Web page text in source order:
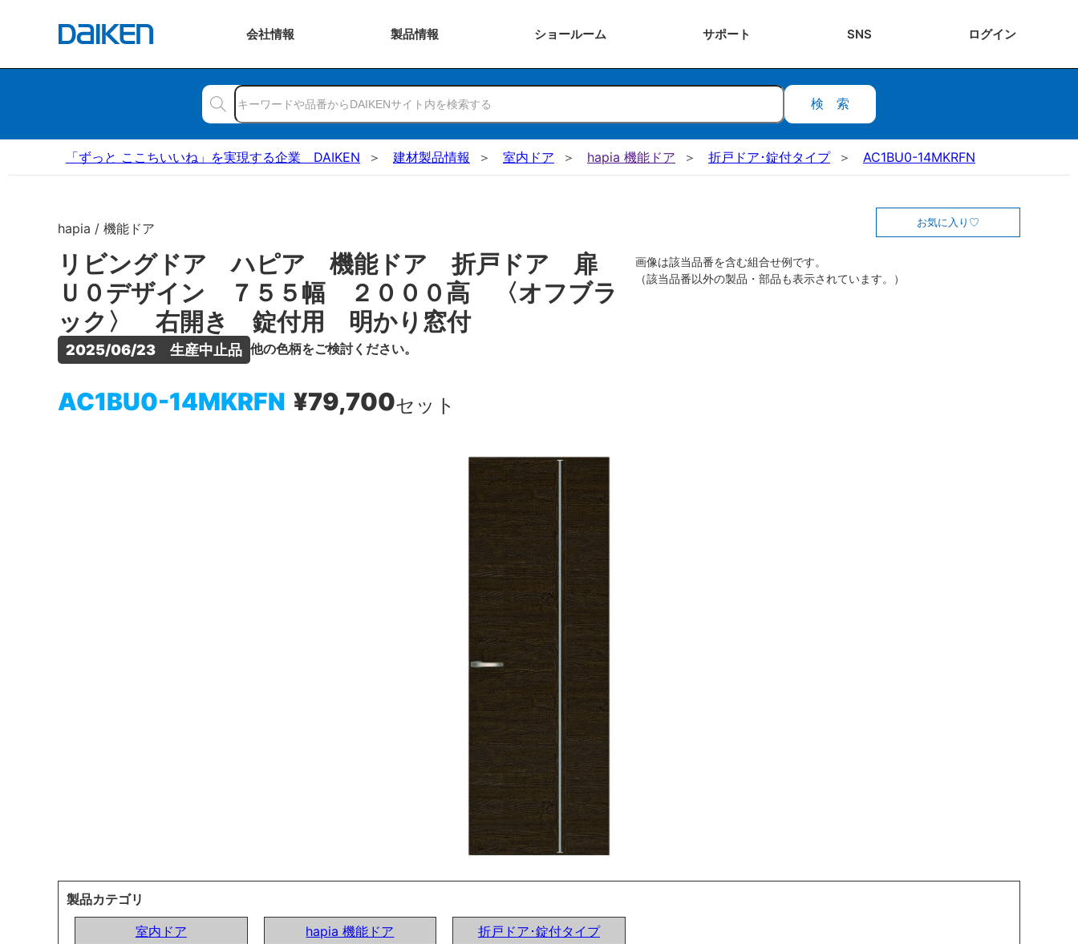
会社情報 製品情報 ショールーム サポート SNS ログイン
検索
「ずっと ここちいいね」を実現する企業 DAIKEN 建材製品情報 室内ドア hapia 機能ドア 折戸ドア･錠付タイプ AC1BU0-14MKRFN
hapia / 機能ドア
リビングドア ハピア 機能ドア 折戸ドア 扉
Ｕ０デザイン ７５５幅 ２０００高 〈オフブラ
ック〉 右開き 錠付用 明かり窓付
2025/06/23　生産中止品 他の色柄をご検討ください。
AC1BU0-14MKRFN ¥79,700セット
お気に入り
画像は該当品番を含む組合せ例です。
（該当品番以外の製品・部品も表示されています。）
製品カテゴリ
室内ドア
hapia 機能ドア 折戸ドア･錠付タイプ